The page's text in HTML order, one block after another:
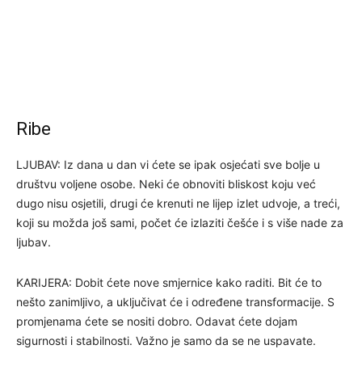
Ribe
LJUBAV: Iz dana u dan vi ćete se ipak osjećati sve bolje u
društvu voljene osobe. Neki će obnoviti bliskost koju već
dugo nisu osjetili, drugi će krenuti ne lijep izlet udvoje, a treći,
koji su možda još sami, počet će izlaziti češće i s više nade za
ljubav.
KARIJERA: Dobit ćete nove smjernice kako raditi. Bit će to
nešto zanimljivo, a uključivat će i određene transformacije. S
promjenama ćete se nositi dobro. Odavat ćete dojam
sigurnosti i stabilnosti. Važno je samo da se ne uspavate.